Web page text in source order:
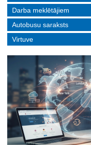
Darba meklētājiem
Autobusu saraksts
Virtuve